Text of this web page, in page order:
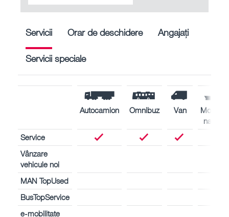
Servicii Orar de deschidere Angajați
Servicii speciale
Autocamion Omnibuz Van
Motoare
navale
Service
Vânzare
vehicule noi
MAN TopUsed
BusTopService
e-mobilitate